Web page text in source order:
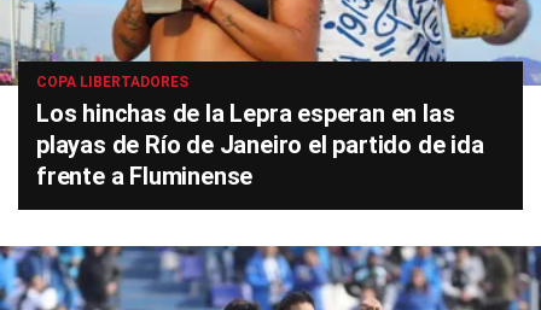
COPA LIBERTADORES
Los hinchas de la Lepra esperan en las
playas de Río de Janeiro el partido de ida
frente a Fluminense